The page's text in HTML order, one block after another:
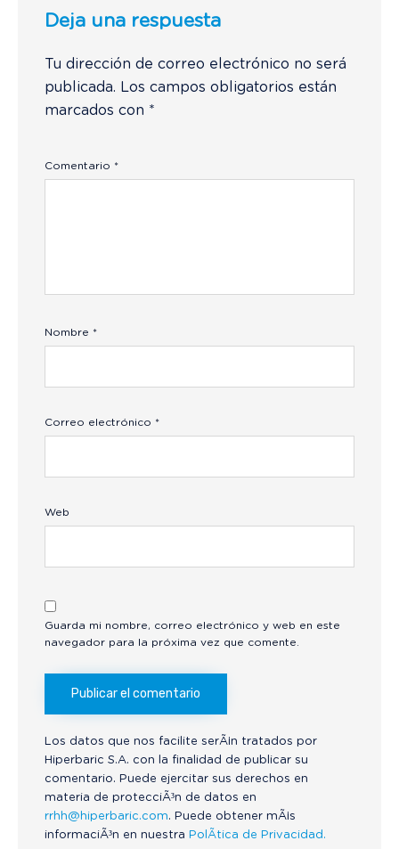
Deja una respuesta
Tu dirección de correo electrónico no será
publicada. Los campos obligatorios están
marcados con *
Comentario *
Nombre *
Correo electrónico *
Web
Guarda mi nombre, correo electrónico y web en este
navegador para la próxima vez que comente.
Los datos que nos facilite serÃ¡n tratados por
Hiperbaric S.A. con la finalidad de publicar su
comentario. Puede ejercitar sus derechos en
materia de protecciÃ³n de datos en
rrhh@hiperbaric.com. Puede obtener mÃ¡s
informaciÃ³n en nuestra PolÃ­tica de Privacidad.